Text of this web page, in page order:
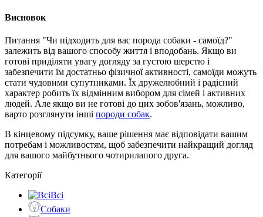
Висновок
Питання "Чи підходить для вас порода собаки - самоїд?"
залежить від вашого способу життя і вподобань. Якщо ви
готові приділяти увагу догляду за густою шерстю і
забезпечити їм достатньо фізичної активності, самоїди можуть
стати чудовими супутниками. Їх дружелюбний і радісний
характер робить їх відмінним вибором для сімей і активних
людей. Але якщо ви не готові до цих зобов'язань, можливо,
варто розглянути інші породи собак.
В кінцевому підсумку, ваше рішення має відповідати вашим
потребам і можливостям, щоб забезпечити найкращий догляд
для вашого майбутнього чотирилапого друга.
Категорії
Всі
Собаки